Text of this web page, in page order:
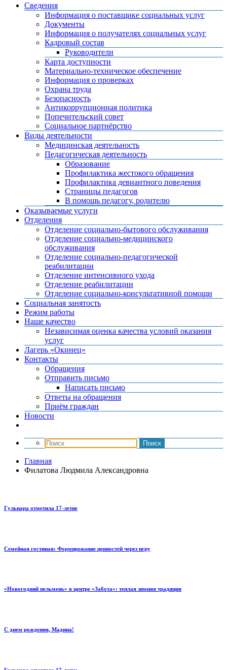
Сведения
Информация о поставщике социальных услуг
Документы
Информация о получателях социальных услуг
Кадровый состав
Руководители
Карта доступности
Материально-техническое обеспечение
Информация о проверках
Охрана труда
Безопасность
Антикоррупционная политика
Попечительский совет
Социальное партнёрство
Виды деятельности
Медицинская деятельность
Педагогическая деятельность
Образование
Профилактика жестокого обращения
Профилактика девиантного поведения
Страницы педагогов
В помощь педагогу, родителю
Оказываемые услуги
Отделения
Отделение социально-бытового обслуживания
Отделение социально-медицинского
обслуживания
Отделение социально-педагогической
реабилитации
Отделение интенсивного ухода
Отделение реабилитации
Отделение социально-консультативной помощи
Социальная занятость
Режим работы
Наше качество
Независимая оценка качества условий оказания
услуг
Лагерь «Окинец»
Контакты
Обращения
Отправить письмо
Написать письмо
Ответы на обращения
Приём граждан
Новости
Главная
Филатова Людмила Александровна
Гульнара отметила 17‑летие
Семейная гостиная: Формирование ценностей через игру
«Новогодний пельмень» в центре «Забота»: теплая зимняя традиция
С днем рождения, Мадина!